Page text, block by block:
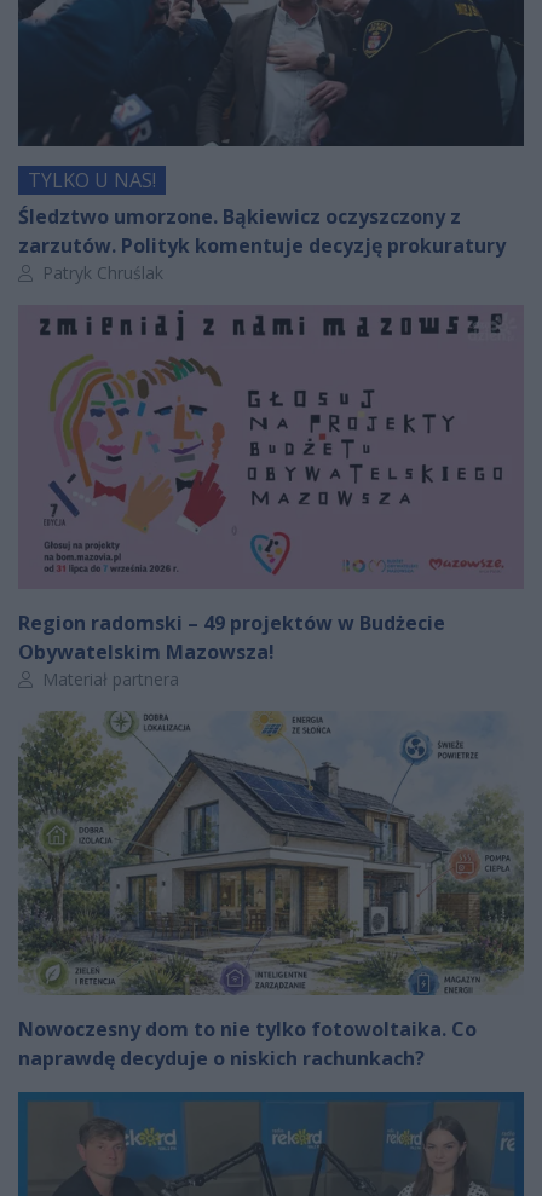
TYLKO U NAS!
Śledztwo umorzone. Bąkiewicz oczyszczony z
zarzutów. Polityk komentuje decyzję prokuratury
Autor artykułu:
Patryk Chruślak
Region radomski – 49 projektów w Budżecie
Obywatelskim Mazowsza!
Autor artykułu:
Materiał partnera
Nowoczesny dom to nie tylko fotowoltaika. Co
naprawdę decyduje o niskich rachunkach?